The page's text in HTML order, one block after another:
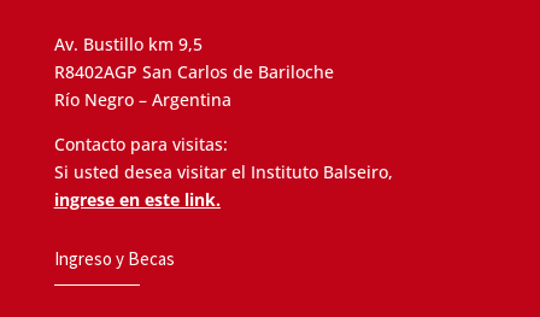
Av. Bustillo km 9,5
R8402AGP San Carlos de Bariloche
Río Negro – Argentina
Contacto para visitas:
Si usted desea visitar el Instituto Balseiro,
ingrese en este link.
Ingreso y Becas